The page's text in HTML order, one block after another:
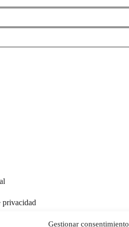
Gestionar consentimiento
privacidad